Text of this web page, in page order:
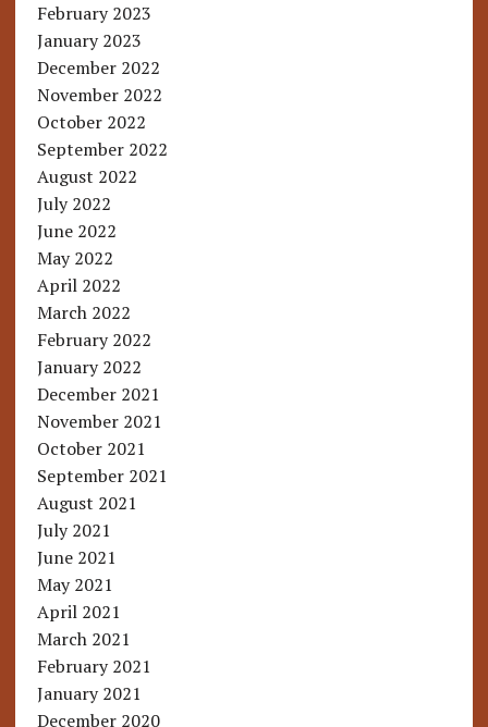
February 2023
January 2023
December 2022
November 2022
October 2022
September 2022
August 2022
July 2022
June 2022
May 2022
April 2022
March 2022
February 2022
January 2022
December 2021
November 2021
October 2021
September 2021
August 2021
July 2021
June 2021
May 2021
April 2021
March 2021
February 2021
January 2021
December 2020